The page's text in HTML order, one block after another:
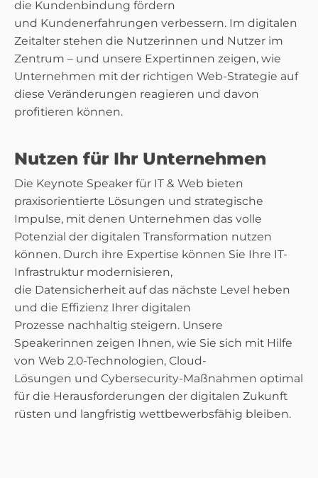
die Kundenbindung fördern
und Kundenerfahrungen verbessern. Im digitalen
Zeitalter stehen die Nutzerinnen und Nutzer im
Zentrum – und unsere Expertinnen zeigen, wie
Unternehmen mit der richtigen Web-Strategie auf
diese Veränderungen reagieren und davon
profitieren können.
Nutzen für Ihr Unternehmen
Die Keynote Speaker für IT & Web bieten
praxisorientierte Lösungen und strategische
Impulse, mit denen Unternehmen das volle
Potenzial der digitalen Transformation nutzen
können. Durch ihre Expertise können Sie Ihre IT-
Infrastruktur modernisieren,
die Datensicherheit auf das nächste Level heben
und die Effizienz Ihrer digitalen
Prozesse nachhaltig steigern. Unsere
Speakerinnen zeigen Ihnen, wie Sie sich mit Hilfe
von Web 2.0-Technologien, Cloud-
Lösungen und Cybersecurity-Maßnahmen optimal
für die Herausforderungen der digitalen Zukunft
rüsten und langfristig wettbewerbsfähig bleiben.